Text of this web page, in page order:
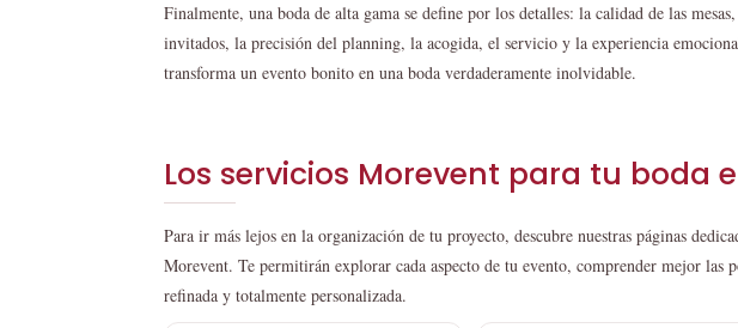
Finalmente, una boda de alta gama se define por los detalles: la calidad de las
invitados, la precisión del planning, la acogida, el servicio y la experiencia
transforma un evento bonito en una boda verdaderamente inolvidable.
Los servicios Morevent para tu boda
Para ir más lejos en la organización de tu proyecto, descubre nuestras páginas
Morevent. Te permitirán explorar cada aspecto de tu evento, comprender mejor las
refinada y totalmente personalizada.